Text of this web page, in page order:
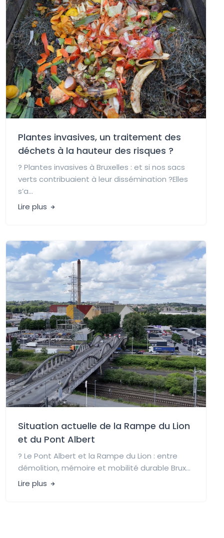
Plantes invasives, un traitement des
déchets à la hauteur des risques ?
? Plantes invasives à Bruxelles : et si nos sacs
verts contribuaient à leur dissémination ?Elles
s’a...
Lire plus
Situation actuelle de la Rampe du Lion
et du Pont Albert
?️ Le Pont Albert et la Rampe du Lion : entre
démolition, mémoire et mobilité durable Brux...
Lire plus